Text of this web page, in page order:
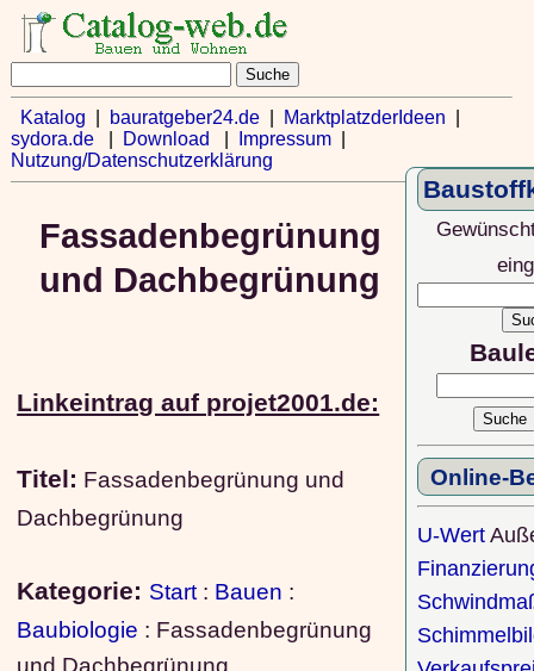
Katalog bauratgeber24.de| MarktplatzderIdeen
sydora.de| Download Impressum|
Nutzung/Datenschutzerklärung
Fassadenbegrünung
und Dachbegrünung
Linkeintrag auf projet2001.de:
Titel: Fassadenbegrünung und
Dachbegrünung
Kategorie: Start : Bauen :
Baubiologie : Fassadenbegrünung
und Dachbegrünung
Online-
U-Wert